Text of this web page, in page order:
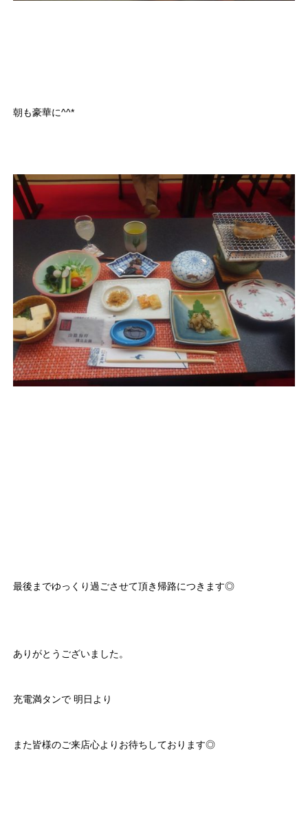
朝も豪華に^^*
最後までゆっくり過ごさせて頂き帰路につきます◎
ありがとうございました。
充電満タンで 明日より
また皆様のご来店心よりお待ちしております◎